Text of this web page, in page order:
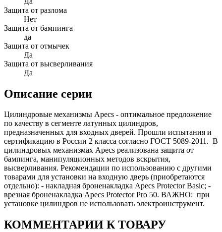
Защита от разлома
Нет
Защита от бампинга
да
Защита от отмычек
Да
Защита от высверливания
Да
Описание серии
Цилиндровые механизмы Apecs - оптимальное предложение
по качеству в сегменте латунных цилиндров,
предназначенных для входных дверей. Прошли испытания и
сертификацию в России 2 класса согласно ГОСТ 5089-2011. В
цилиндровых механизмах Apecs реализована защита от
бампинга, манипуляционных методов вскрытия,
высверливания. Рекомендации по использованию с другими
товарами для установки на входную дверь (приобретаются
отдельно): - накладная броненакладка Apecs Protector Basic; -
врезная броненакладка Apecs Protector Pro 50. ВАЖНО: при
установке цилиндров не использовать электроинструмент.
КОММЕНТАРИИ К ТОВАРУ